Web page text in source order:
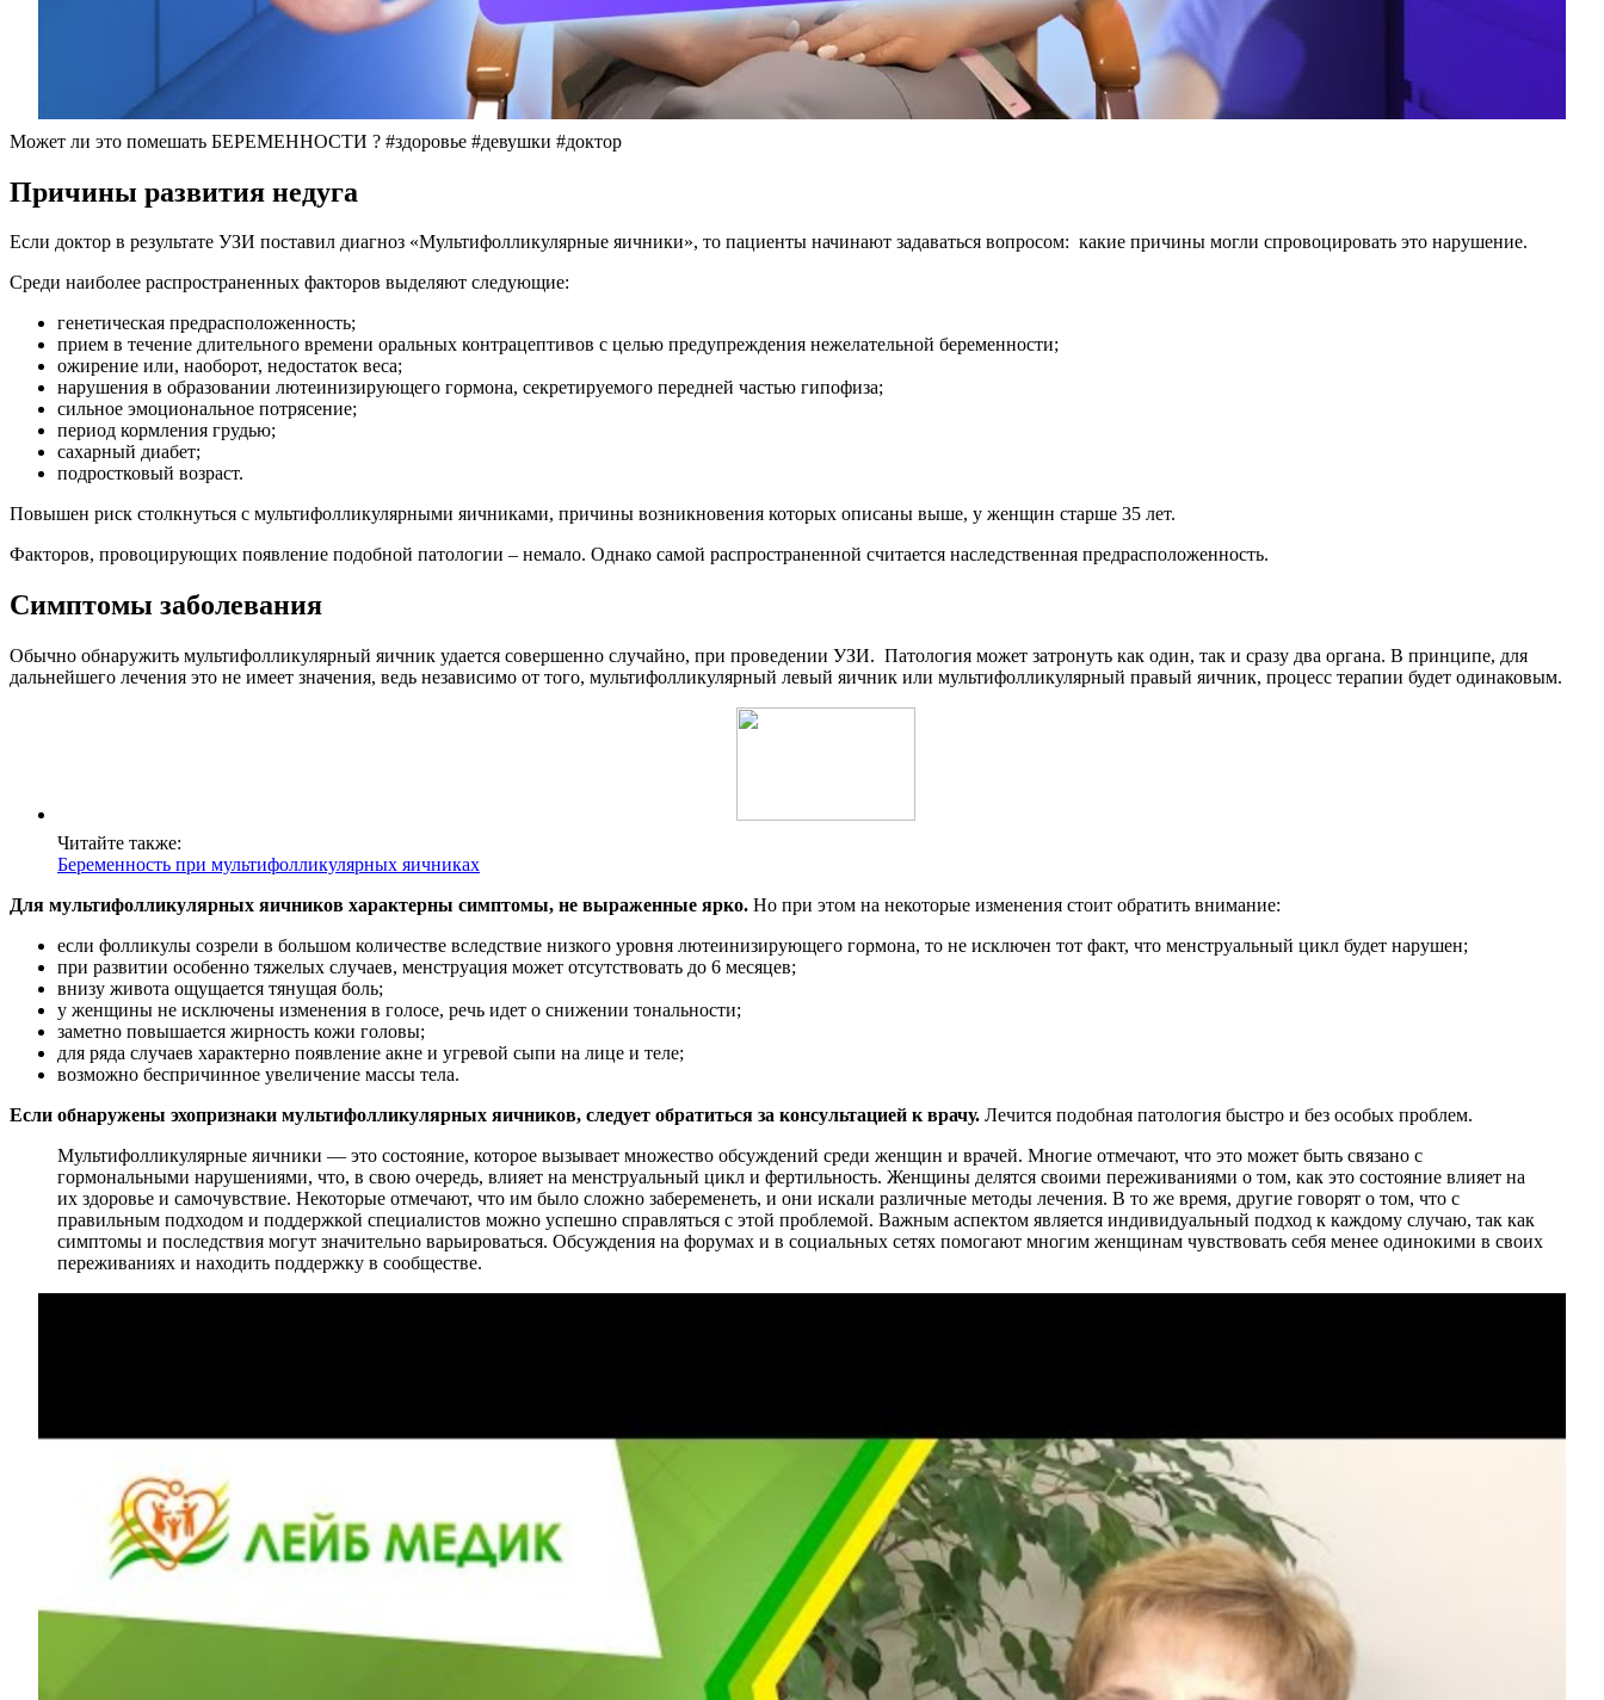
Может ли это помешать БЕРЕМЕННОСТИ ? #здоровье #девушки #доктор
Причины развития недуга
Если доктор в результате УЗИ поставил диагноз «Мультифолликулярные яичники», то пациенты начинают задаваться вопросом: какие причины могли спровоцировать это нарушение.
Среди наиболее распространенных факторов выделяют следующие:
генетическая предрасположенность;
прием в течение длительного времени оральных контрацептивов с целью предупреждения нежелательной беременности;
ожирение или, наоборот, недостаток веса;
нарушения в образовании лютеинизирующего гормона, секретируемого передней частью гипофиза;
сильное эмоциональное потрясение;
период кормления грудью;
сахарный диабет;
подростковый возраст.
Повышен риск столкнуться с мультифолликулярными яичниками, причины возникновения которых описаны выше, у женщин старше 35 лет.
Факторов, провоцирующих появление подобной патологии – немало. Однако самой распространенной считается наследственная предрасположенность.
Симптомы заболевания
Обычно обнаружить мультифолликулярный яичник удается совершенно случайно, при проведении УЗИ. Патология может затронуть как один, так и сразу два органа. В принципе, для
дальнейшего лечения это не имеет значения, ведь независимо от того, мультифолликулярный левый яичник или мультифолликулярный правый яичник, процесс терапии будет одинаковым.
Читайте также:
Беременность при мультифолликулярных яичниках
Для мультифолликулярных яичников характерны симптомы, не выраженные ярко. Но при этом на некоторые изменения стоит обратить внимание:
если фолликулы созрели в большом количестве вследствие низкого уровня лютеинизирующего гормона, то не исключен тот факт, что менструальный цикл будет нарушен;
при развитии особенно тяжелых случаев, менструация может отсутствовать до 6 месяцев;
внизу живота ощущается тянущая боль;
у женщины не исключены изменения в голосе, речь идет о снижении тональности;
заметно повышается жирность кожи головы;
для ряда случаев характерно появление акне и угревой сыпи на лице и теле;
возможно беспричинное увеличение массы тела.
Если обнаружены эхопризнаки мультифолликулярных яичников, следует обратиться за консультацией к врачу. Лечится подобная патология быстро и без особых проблем.
Мультифолликулярные яичники — это состояние, которое вызывает множество обсуждений среди женщин и врачей. Многие отмечают, что это может быть связано с
гормональными нарушениями, что, в свою очередь, влияет на менструальный цикл и фертильность. Женщины делятся своими переживаниями о том, как это состояние влияет на
их здоровье и самочувствие. Некоторые отмечают, что им было сложно забеременеть, и они искали различные методы лечения. В то же время, другие говорят о том, что с
правильным подходом и поддержкой специалистов можно успешно справляться с этой проблемой. Важным аспектом является индивидуальный подход к каждому случаю, так как
симптомы и последствия могут значительно варьироваться. Обсуждения на форумах и в социальных сетях помогают многим женщинам чувствовать себя менее одинокими в своих
переживаниях и находить поддержку в сообществе.